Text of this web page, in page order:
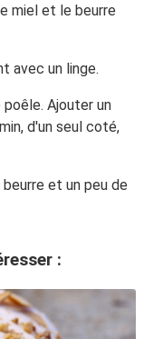
miel et le beurre
avec un linge.
Ajouter un
d'un seul coté,
et un peu de
: